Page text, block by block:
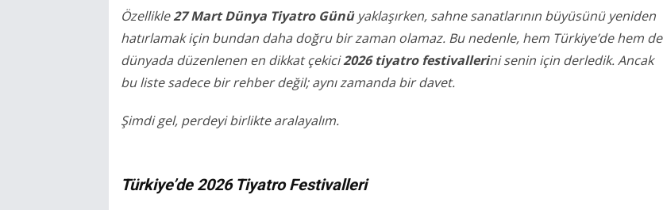
Özellikle27 Mart Dünya Tiyatro Günüyaklaşırken, sahne sanatlarının büyüsünü yeniden
hatırlamak için bundan daha doğru bir zaman olamaz. Bu nedenle, hem Türkiye’de hem de
dünyada düzenlenen en dikkat çekici2026 tiyatro festivallerini senin için derledik. Ancak
bu liste sadece bir rehber değil; aynı zamanda bir davet.
Şimdi gel, perdeyi birlikte aralayalım.
Türkiye’de 2026 Tiyatro Festivalleri